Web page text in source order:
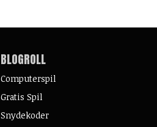
BLOGROLL
Computerspil
Gratis Spil
Snydekoder